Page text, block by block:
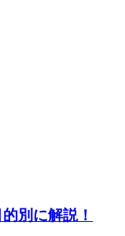
別に解説！